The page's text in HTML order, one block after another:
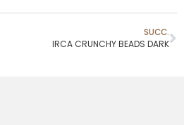
SUCC.
IRCA CRUNCHY BEADS DARK